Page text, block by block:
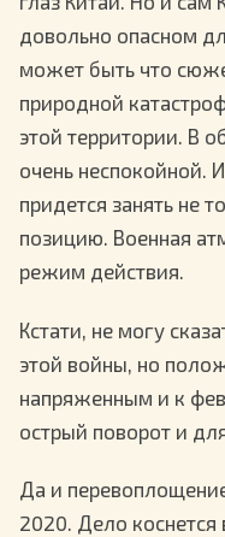
довольно опасном
может быть что
природной
этой территории. В
очень неспокойной.
придется занять не
позицию. Военная
режим действия.
Кстати, не могу
этой войны, но
напряженным и к
острый поворот и
Да и
2020. Дело коснется